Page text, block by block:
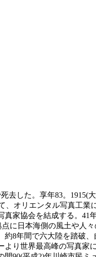
去した。享年83。
オリエンタル写真工
真家協会を結成する。41
日本海側の風土や人
8年間で六大陸を踏破
世界最高峰の写真家